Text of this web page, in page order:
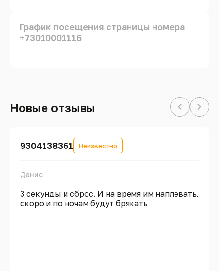
График посещения страницы номера
+73010001116
Новые отзывы
9304138361 Неизвестно
Денис
3 секунды и сброс. И на время им наплевать,
скоро и по ночам будут брякать